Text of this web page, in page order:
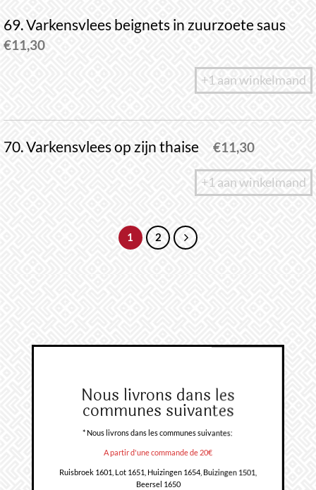
69. Varkensvlees beignets in zuurzoete saus
€11,30
+1 aan winkelmand
70. Varkensvlees op zijn thaise €11,30
+1 aan winkelmand
1 2
Nous livrons dans les
communes suivantes
* Nous livrons dans les communes suivantes:
A partir d'une commande de 20€
Ruisbroek 1601, Lot 1651, Huizingen 1654, Buizingen 1501,
Beersel 1650